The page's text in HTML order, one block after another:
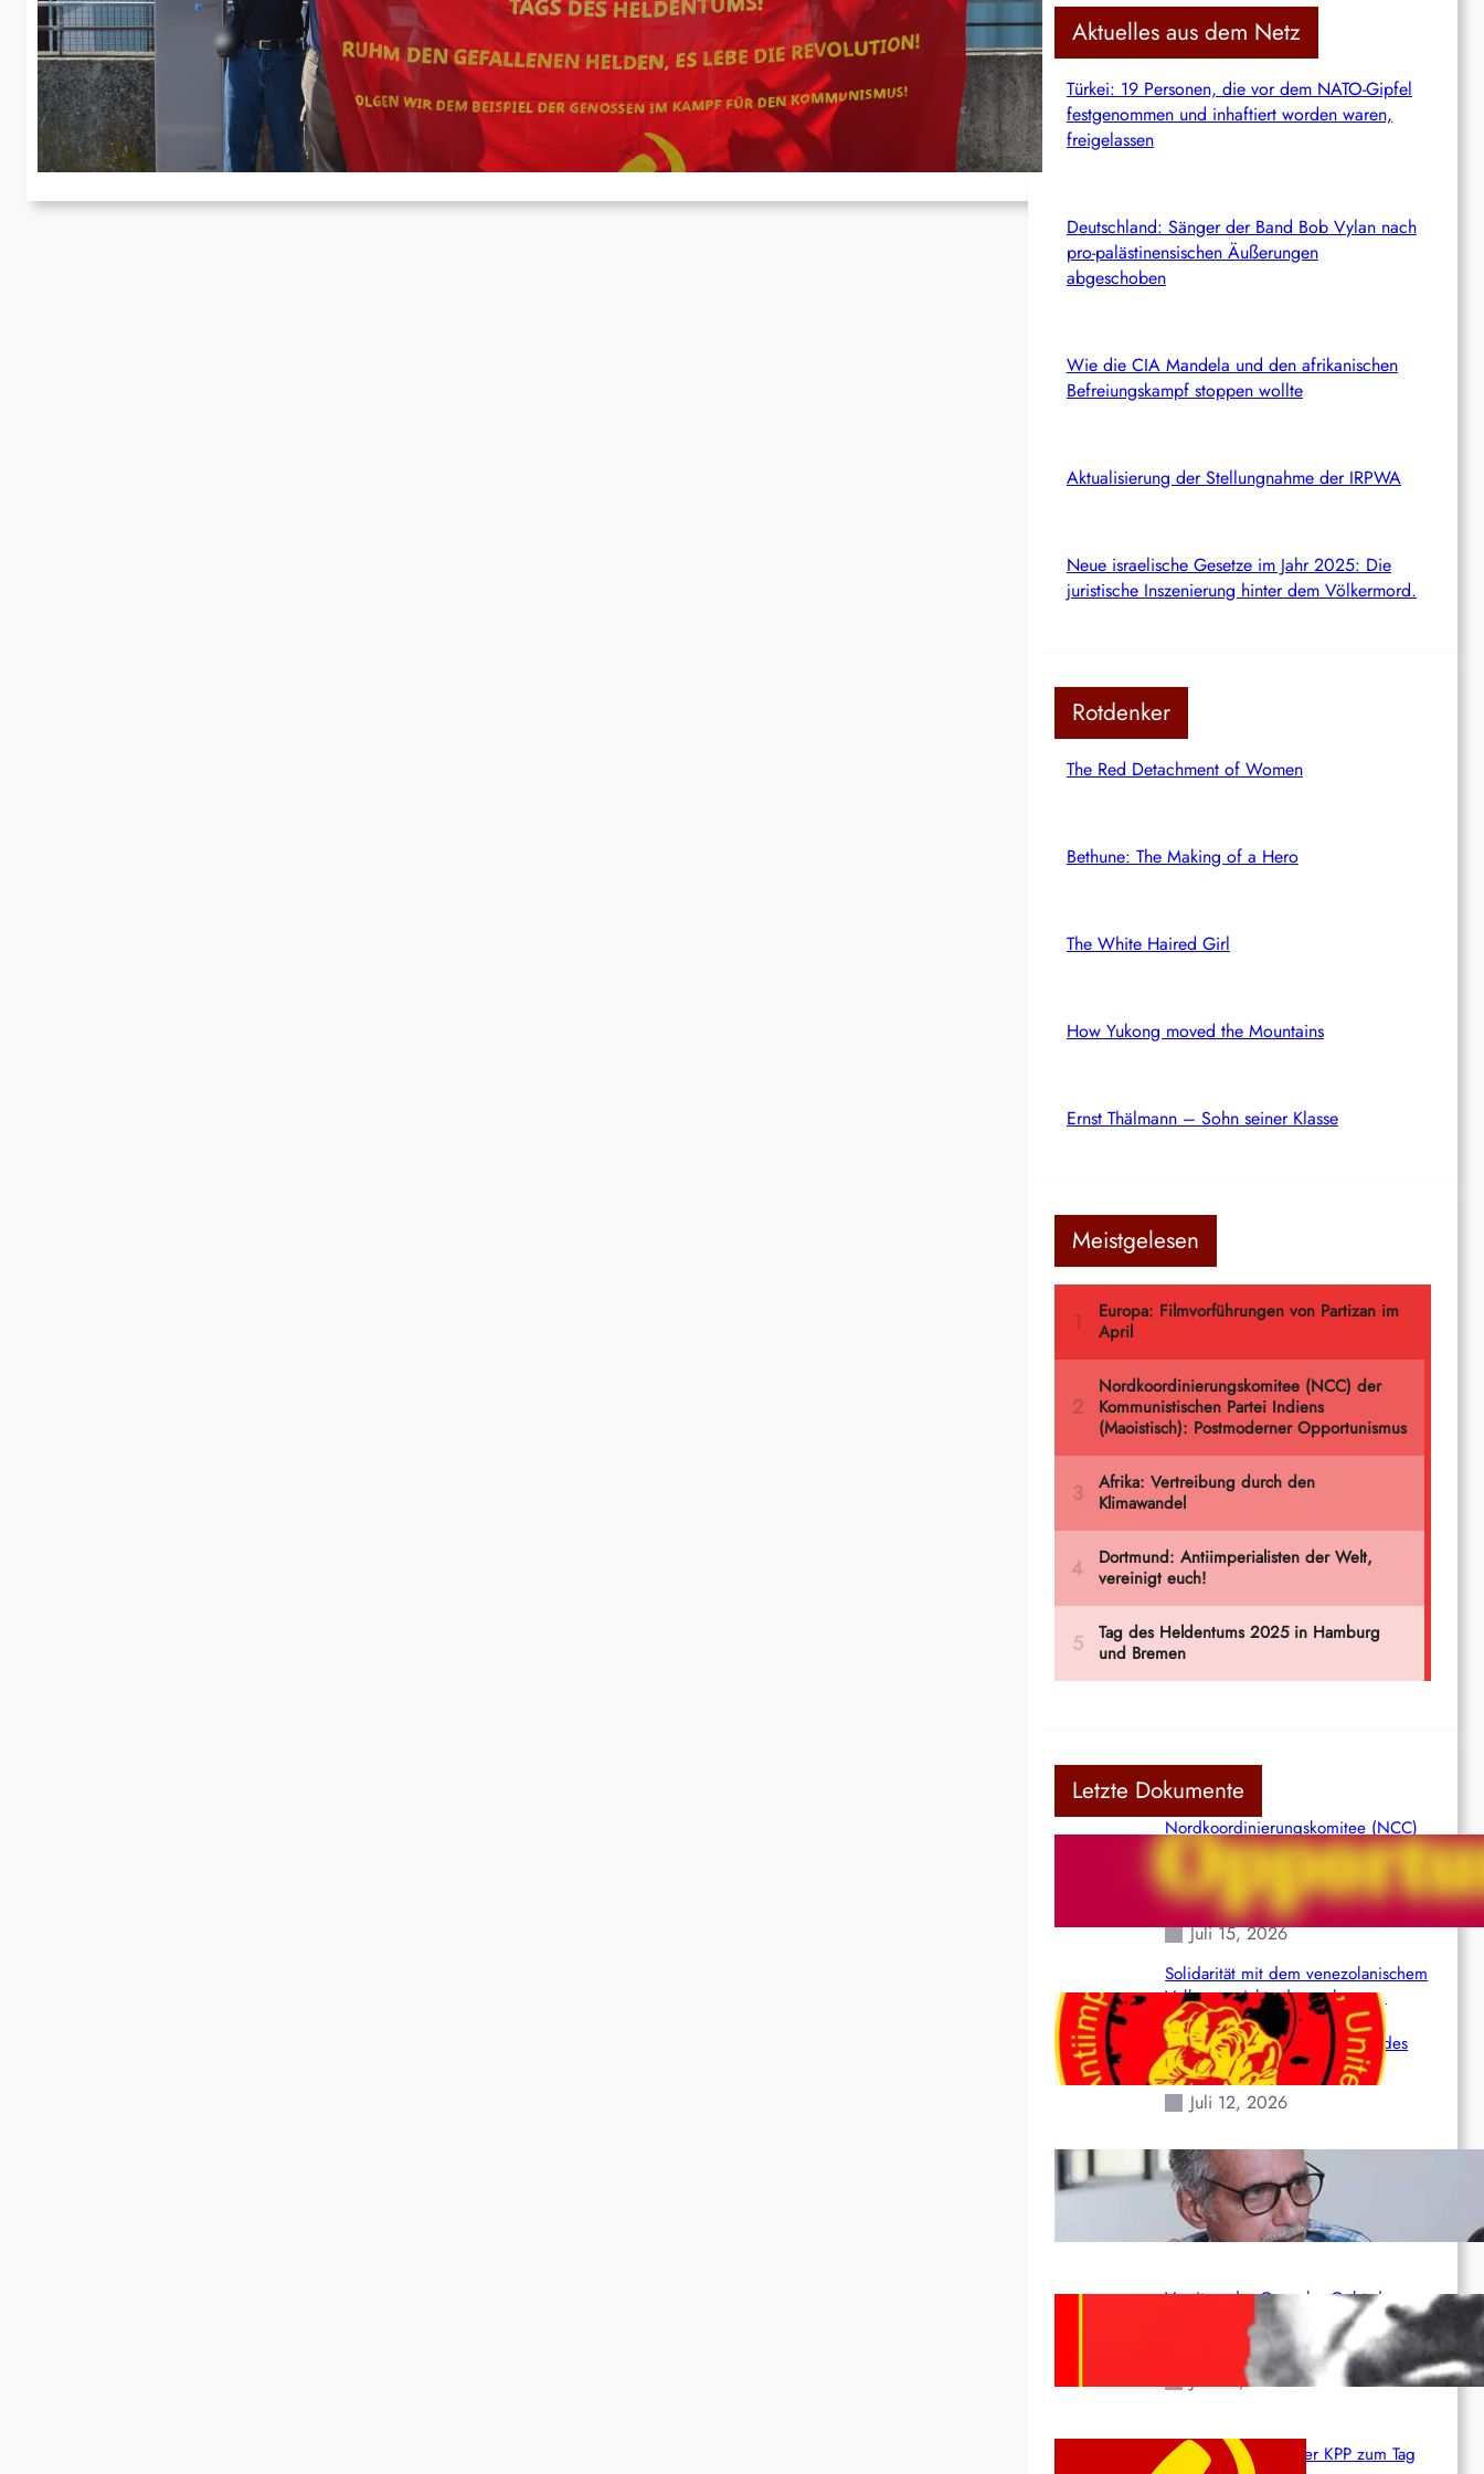
Helden, es lebe die Revolution
Juni 22, 2026
Vergangenen Samstag jährte sich erneut der Todestag des Düsseldorfer
Kommunisten Hilarius Gilges, der im Alter von 24 Jahren von
Mitgliedern…
c
Aktuelles aus dem Netz
Türkei: 19 Personen, die vor dem NATO-Gipfel
festgenommen und inhaftiert worden waren,
freigelassen
Deutschland: Sänger der Band Bob Vylan nach
pro-palästinensischen Äußerungen
abgeschoben
Wie die CIA Mandela und den afrikanischen
Befreiungskampf stoppen wollte
Aktualisierung der Stellungnahme der IRPWA
Neue israelische Gesetze im Jahr 2025: Die
juristische Inszenierung hinter dem Völkermord.
Rotdenker
The Red Detachment of Women
Bethune: The Making of a Hero
The White Haired Girl
How Yukong moved the Mountains
Ernst Thälmann – Sohn seiner Klasse
Meistgelesen
Letzte Dokumente
Nordkoordinierungskomitee (NCC)
der Kommunistischen Partei Indiens
(Maoistisch): Postmoderner
Opportunismus
Juli 15, 2026
Solidarität mit dem venezolanischem
Volk angesichts der verlorenen
Leben und der katastrophalen
Situation durch die Erdbeben des
24. Juni!
Juli 12, 2026
Indien: „Die Politik der Kapitulation“
von K. Murali (Ajith)
Juli 1, 2026
Vorsitzender Gonzalo: Gebt das
Leben für die Partei und die
Revolution!
Juni 19, 2026
Beschluss des ZK der KPP zum Tag